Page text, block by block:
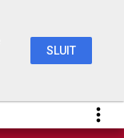
SLUIT